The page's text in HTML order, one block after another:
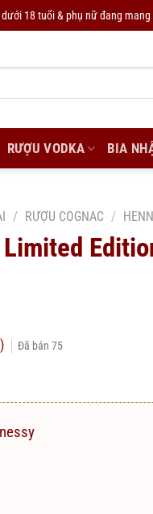
18 tuổi & phụ nữ đang
RƯỢU VODKA BIA
/ RƯỢU COGNAC /
Đã bán 75